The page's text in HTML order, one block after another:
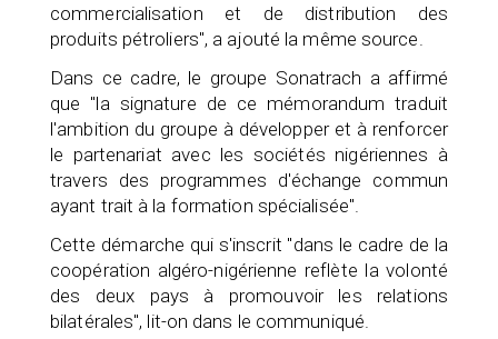
commercialisation et de distribution des
produits pétroliers", a ajouté la même source.
Dans ce cadre, le groupe Sonatrach a affirmé
que "la signature de ce mémorandum traduit
l'ambition du groupe à développer et à renforcer
le partenariat avec les sociétés nigériennes à
travers des programmes d'échange commun
ayant trait à la formation spécialisée".
Cette démarche qui s'inscrit "dans le cadre de la
coopération algéro-nigérienne reflète la volonté
des deux pays à promouvoir les relations
bilatérales", lit-on dans le communiqué.